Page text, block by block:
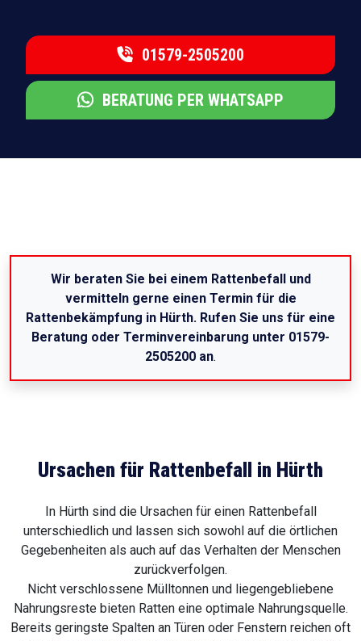
01579-2505200
BERATUNG PER WHATSAPP
Wir beraten Sie bei einem Rattenbefall und
vermitteln gerne einen Termin für die
Rattenbekämpfung in Hürth. Rufen Sie uns für eine
Beratung oder Terminvereinbarung unter 01579-
2505200 an.
Ursachen für Rattenbefall in Hürth
In Hürth sind die Ursachen für einen Rattenbefall
unterschiedlich und lassen sich sowohl auf die örtlichen
Gegebenheiten als auch auf das Verhalten der Menschen
zurückverfolgen.
Nicht verschlossene Mülltonnen und liegengebliebene
Nahrungsreste bieten Ratten eine optimale Nahrungsquelle.
Bereits geringste Spalten an Türen oder Fenstern reichen oft